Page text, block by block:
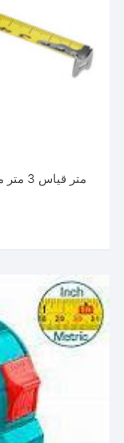
متر قياس 3 متر من توتال TMT34316m 3m tmt34316